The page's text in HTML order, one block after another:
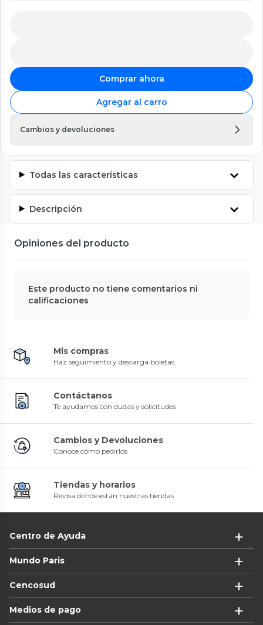
Comprar ahora
Agregar al carro
Cambios y devoluciones
Todas las características
Descripción
Opiniones del producto
Este producto no tiene comentarios ni
calificaciones
Mis compras
Haz seguimiento y descarga boletas
Contáctanos
Te ayudamos con dudas y solicitudes
Cambios y Devoluciones
Conoce cómo pedirlos
Tiendas y horarios
Revisa dónde están nuestras tiendas
Centro de Ayuda
Mundo Paris
Cencosud
Medios de pago